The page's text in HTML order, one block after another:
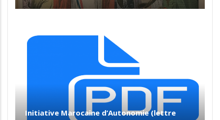
Initiative Marocaine d’Autonomie (lettre